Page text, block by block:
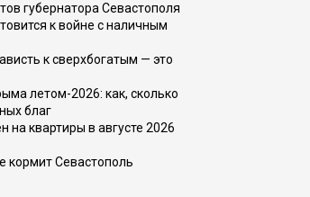
губернатора Севастополя
к войне с наличным
к сверхбогатым — это
летом-2026: как, сколько
благ
квартиры в августе 2026
кормит Севастополь